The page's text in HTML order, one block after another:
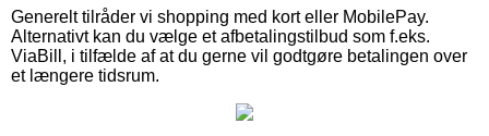
Generelt tilråder vi shopping med kort eller MobilePay.
Alternativt kan du vælge et afbetalingstilbud som f.eks.
ViaBill, i tilfælde af at du gerne vil godtgøre betalingen over
et længere tidsrum.